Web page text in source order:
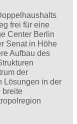
frei für eine
Center Berlin
Senat in Höhe
Aufbau des
der
Lösungen in der
breite